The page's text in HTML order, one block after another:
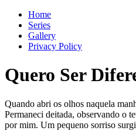
Home
Series
Gallery
Privacy Policy
Quero Ser
Quando abri os olhos naquela
Permaneci deitada, observando o
por mim. Um pequeno sorriso